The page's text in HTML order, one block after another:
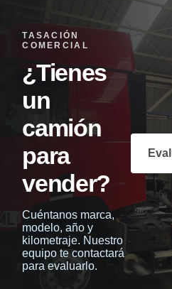
TASACIÓN
COMERCIAL
¿Tienes
un
camión
para
vender?
Cuéntanos marca,
modelo, año y
kilometraje. Nuestro
equipo te contactará
para evaluarlo.